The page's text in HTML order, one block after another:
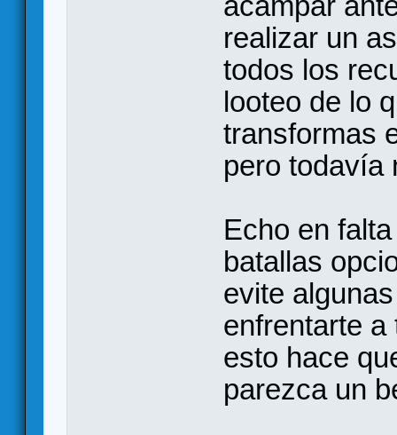
realizar un
todos los
looteo de lo
transformas
pero todavía
Echo en
batallas
evite
enfrentarte
esto hace
parezca un